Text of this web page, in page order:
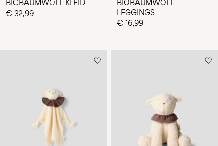
BIOBAUMWOLL KLEID
€ 32,99
BIOBAUMWOLL
LEGGINGS
€ 16,99